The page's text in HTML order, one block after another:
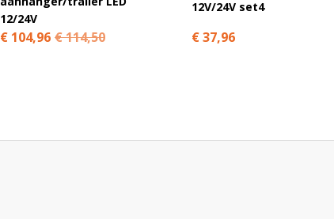
12/24V
€ 104,96 € 114,50
12V/24V set4
€ 37,96